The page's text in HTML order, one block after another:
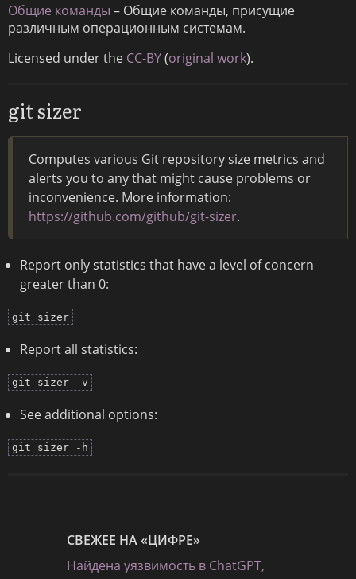
Общие команды – Общие команды, присущие
различным операционным системам.
Licensed under the CC-BY(original work).
git sizer
Computes various Git repository size metrics and
alerts you to any that might cause problems or
inconvenience. More information:
https://github.com/github/git-sizer.
Report only statistics that have a level of concern
greater than 0:
git sizer
Report all statistics:
git sizer -v
See additional options:
git sizer -h
СВЕЖЕЕ НА «ЦИФРЕ»
Найдена уязвимость в ChatGPT,